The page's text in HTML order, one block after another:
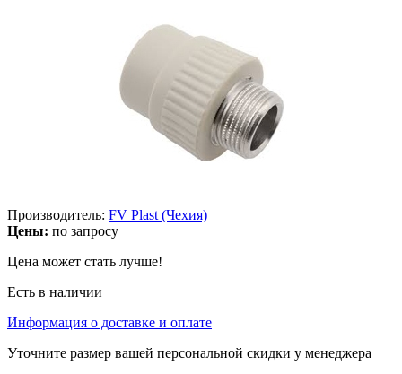
Производитель: FV Plast (Чехия)
Цены: по запросу
Цена может стать лучше!
Есть в наличии
Информация о доставке и оплате
Уточните размер вашей персональной скидки у менеджера